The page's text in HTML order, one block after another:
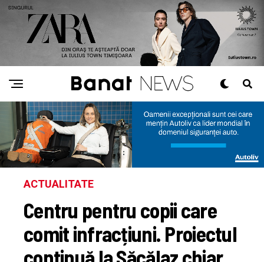
ACTUALITATE
Centru pentru copii care
comit infracțiuni. Proiectul